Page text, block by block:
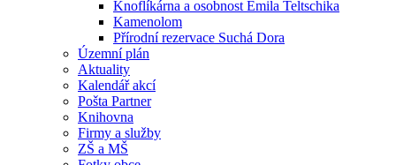
Knoflíkárna a osobnost Emila Teltschika
Kamenolom
Přírodní rezervace Suchá Dora
Územní plán
Aktuality
Kalendář akcí
Pošta Partner
Knihovna
Firmy a služby
ZŠ a MŠ